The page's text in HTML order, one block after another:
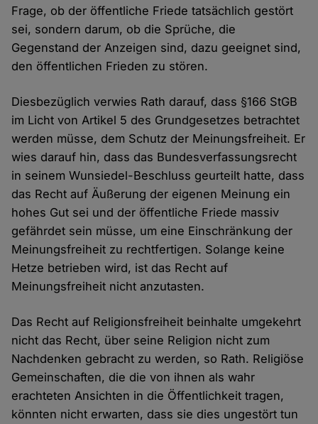
Frage, ob der öffentliche Friede tatsächlich gestört
sei, sondern darum, ob die Sprüche, die
Gegenstand der Anzeigen sind, dazu geeignet sind,
den öffentlichen Frieden zu stören.
Diesbezüglich verwies Rath darauf, dass §166 StGB
im Licht von Artikel 5 des Grundgesetzes betrachtet
werden müsse, dem Schutz der Meinungsfreiheit. Er
wies darauf hin, dass das Bundesverfassungsrecht
in seinem Wunsiedel-Beschluss geurteilt hatte, dass
das Recht auf Äußerung der eigenen Meinung ein
hohes Gut sei und der öffentliche Friede massiv
gefährdet sein müsse, um eine Einschränkung der
Meinungsfreiheit zu rechtfertigen. Solange keine
Hetze betrieben wird, ist das Recht auf
Meinungsfreiheit nicht anzutasten.
Das Recht auf Religionsfreiheit beinhalte umgekehrt
nicht das Recht, über seine Religion nicht zum
Nachdenken gebracht zu werden, so Rath. Religiöse
Gemeinschaften, die die von ihnen als wahr
erachteten Ansichten in die Öffentlichkeit tragen,
könnten nicht erwarten, dass sie dies ungestört tun